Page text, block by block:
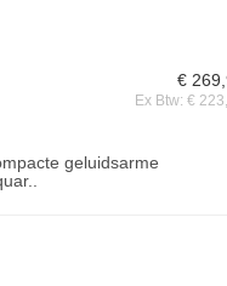
€
Ex Btw: €
geluidsarme